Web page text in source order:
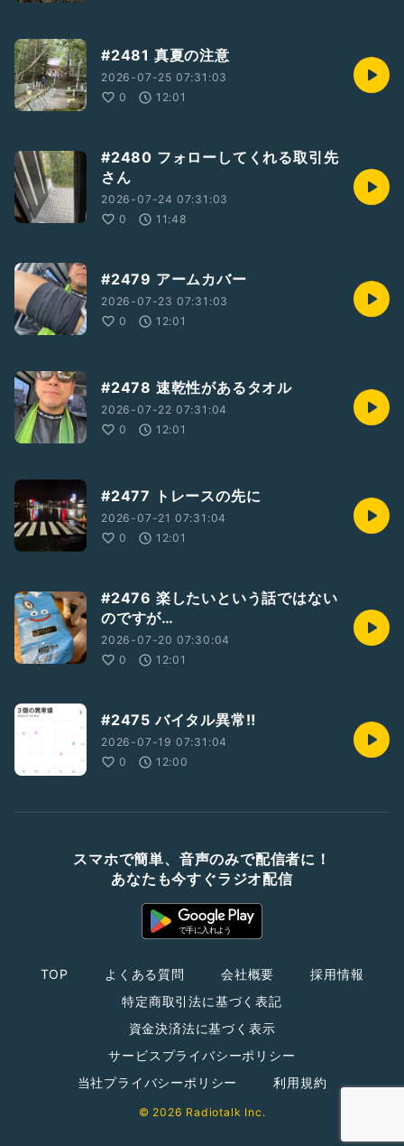
#2481 真夏の注意
2026-07-25 07:31:03
0
12:01
#2480 フォローしてくれる取引先
さん
2026-07-24 07:31:03
0
11:48
#2479 アームカバー
2026-07-23 07:31:03
0
12:01
#2478 速乾性があるタオル
2026-07-22 07:31:04
0
12:01
#2477 トレースの先に
2026-07-21 07:31:04
0
12:01
#2476 楽したいという話ではない
のですが…
2026-07-20 07:30:04
0
12:01
#2475 バイタル異常‼️
2026-07-19 07:31:04
0
12:00
スマホで簡単、音声のみで配信者に！
あなたも今すぐラジオ配信
TOP よくある質問 会社概要
採用情報
特定商取引法に基づく表記
資金決済法に基づく表示
サービスプライバシーポリシー
当社プライバシーポリシー
利用規約
© 2026 Radiotalk Inc.